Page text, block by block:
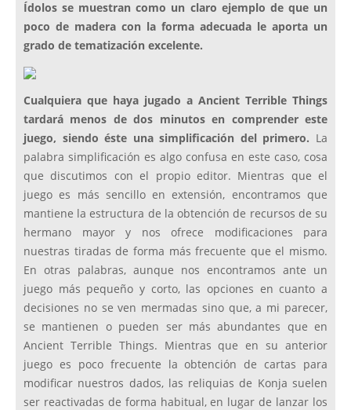
Ídolos se muestran como un claro ejemplo de que un
poco de madera con la forma adecuada le aporta un
grado de tematización excelente.
Cualquiera que haya jugado a Ancient Terrible Things
tardará menos de dos minutos en comprender este
juego, siendo éste una simplificación del primero. La
palabra simplificación es algo confusa en este caso, cosa
que discutimos con el propio editor. Mientras que el
juego es más sencillo en extensión, encontramos que
mantiene la estructura de la obtención de recursos de su
hermano mayor y nos ofrece modificaciones para
nuestras tiradas de forma más frecuente que el mismo.
En otras palabras, aunque nos encontramos ante un
juego más pequeño y corto, las opciones en cuanto a
decisiones no se ven mermadas sino que, a mi parecer,
se mantienen o pueden ser más abundantes que en
Ancient Terrible Things. Mientras que en su anterior
juego es poco frecuente la obtención de cartas para
modificar nuestros dados, las reliquias de Konja suelen
ser reactivadas de forma habitual, en lugar de lanzar los